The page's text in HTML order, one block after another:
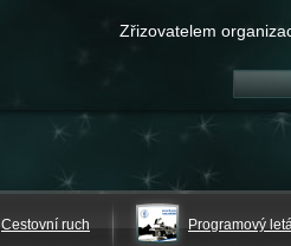
Zřizovatelem
Cestovní ruch Programový